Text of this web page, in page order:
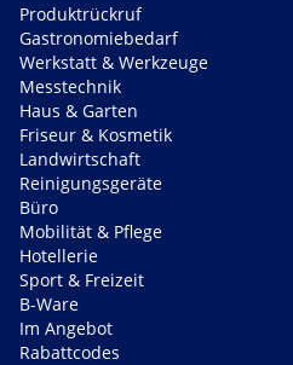
Produktrückruf
Gastronomiebedarf
Werkstatt & Werkzeuge
Messtechnik
Haus & Garten
Friseur & Kosmetik
Landwirtschaft
Reinigungsgeräte
Büro
Mobilität & Pflege
Hotellerie
Sport & Freizeit
B-Ware
Im Angebot
Rabattcodes